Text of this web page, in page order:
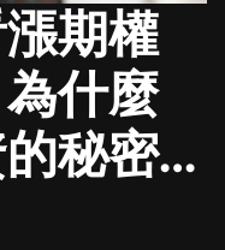
期權
什麼
秘密